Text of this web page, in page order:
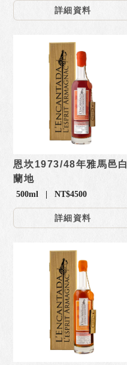
詳細資料
恩坎1973/48年雅馬邑白
蘭地
500ml | NT$4500
詳細資料